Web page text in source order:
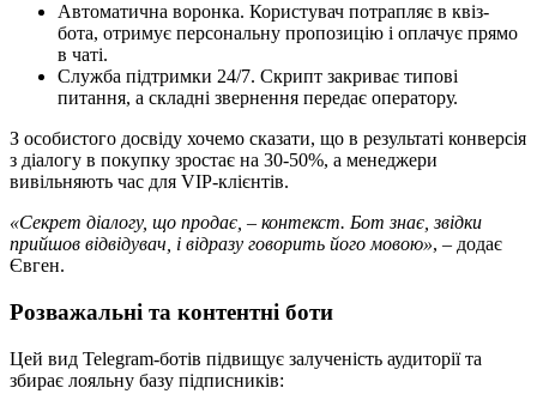
Автоматична воронка. Користувач потрапляє в квіз-
бота, отримує персональну пропозицію і оплачує прямо
в чаті.
Служба підтримки 24/7. Скрипт закриває типові
питання, а складні звернення передає оператору.
З особистого досвіду хочемо сказати, що в результаті конверсія
з діалогу в покупку зростає на 30-50%, а менеджери
вивільняють час для VIP-клієнтів.
«Секрет діалогу, що продає, – контекст. Бот знає, звідки
прийшов відвідувач, і відразу говорить його мовою», – додає
Євген.
Розважальні та контентні боти
Цей вид Telegram-ботів підвищує залученість аудиторії та
збирає лояльну базу підписників: